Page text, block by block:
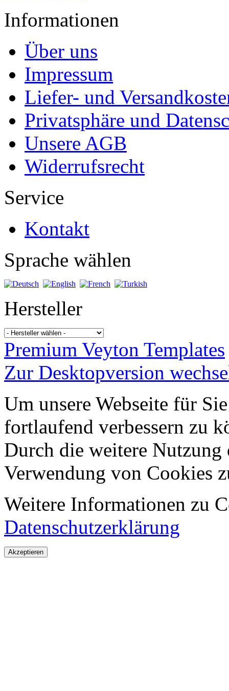
Informationen
Über uns
Impressum
Liefer- und
Privatsphäre und
Unsere AGB
Widerrufsrecht
Service
Kontakt
Sprache wählen
Hersteller
Premium Veyton Templates
Zur Desktopversion
Um unsere Webseite für
fortlaufend verbessern zu
Durch die weitere Nutzung
Verwendung von Cookies
Weitere Informationen zu
Datenschutzerklärung
Akzeptieren